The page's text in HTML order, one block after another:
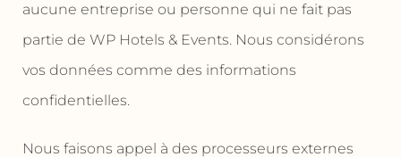
aucune entreprise ou personne qui ne fait pas
partie de WP Hotels & Events. Nous considérons
vos données comme des informations
confidentielles.
Nous faisons appel à des processeurs externes